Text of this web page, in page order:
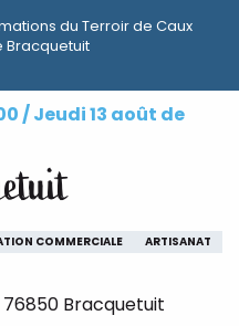
du Terroir de Caux
Bracquetuit
/ Jeudi 13 août de
COMMERCIALE
ARTISANAT
Bracquetuit